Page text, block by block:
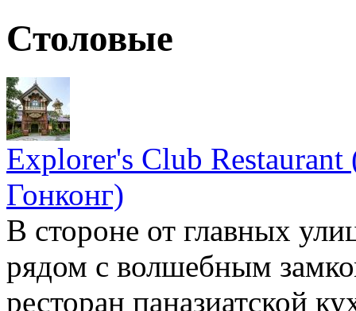
Столовые
Explorer's Club
Гонконг)
В стороне от главных
рядом с волшебным
ресторан паназиатской